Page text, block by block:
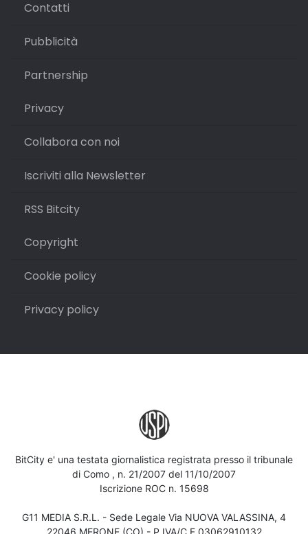
Contatti
Pubblicità
Partnership
Privacy
Collabora con noi
Iscriviti alla Newsletter
RSS Bitcity
Copyright
Cookie policy
Privacy policy
BitCity e' una testata giornalistica registrata presso il tribunale
di Como , n. 21/2007 del 11/10/2007
Iscrizione ROC n. 15698
G11 MEDIA S.R.L. - Sede Legale Via NUOVA VALASSINA, 4
22046 MERONE (CO) - P.IVA/C.F.03062910132